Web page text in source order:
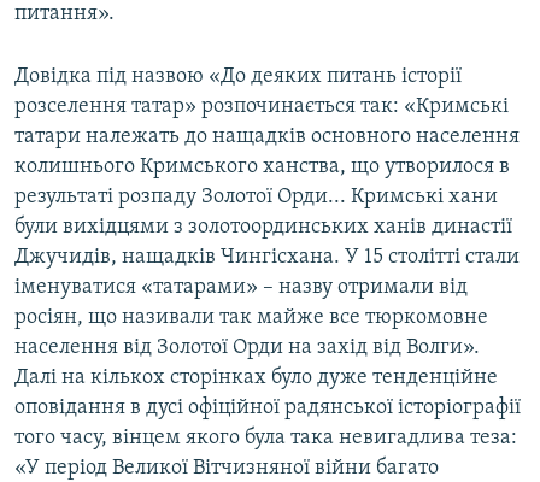
питання».
Довідка під назвою «До деяких питань історії
розселення татар» розпочинається так: «Кримські
татари належать до нащадків основного населення
колишнього Кримського ханства, що утворилося в
результаті розпаду Золотої Орди... Кримські хани
були вихідцями з золотоординських ханів династії
Джучидів, нащадків Чингісхана. У 15 столітті стали
іменуватися «татарами» – назву отримали від
росіян, що називали так майже все тюркомовне
населення від Золотої Орди на захід від Волги».
Далі на кількох сторінках було дуже тенденційне
оповідання в дусі офіційної радянської історіографії
того часу, вінцем якого була така невигадлива теза:
«У період Великої Вітчизняної війни багато